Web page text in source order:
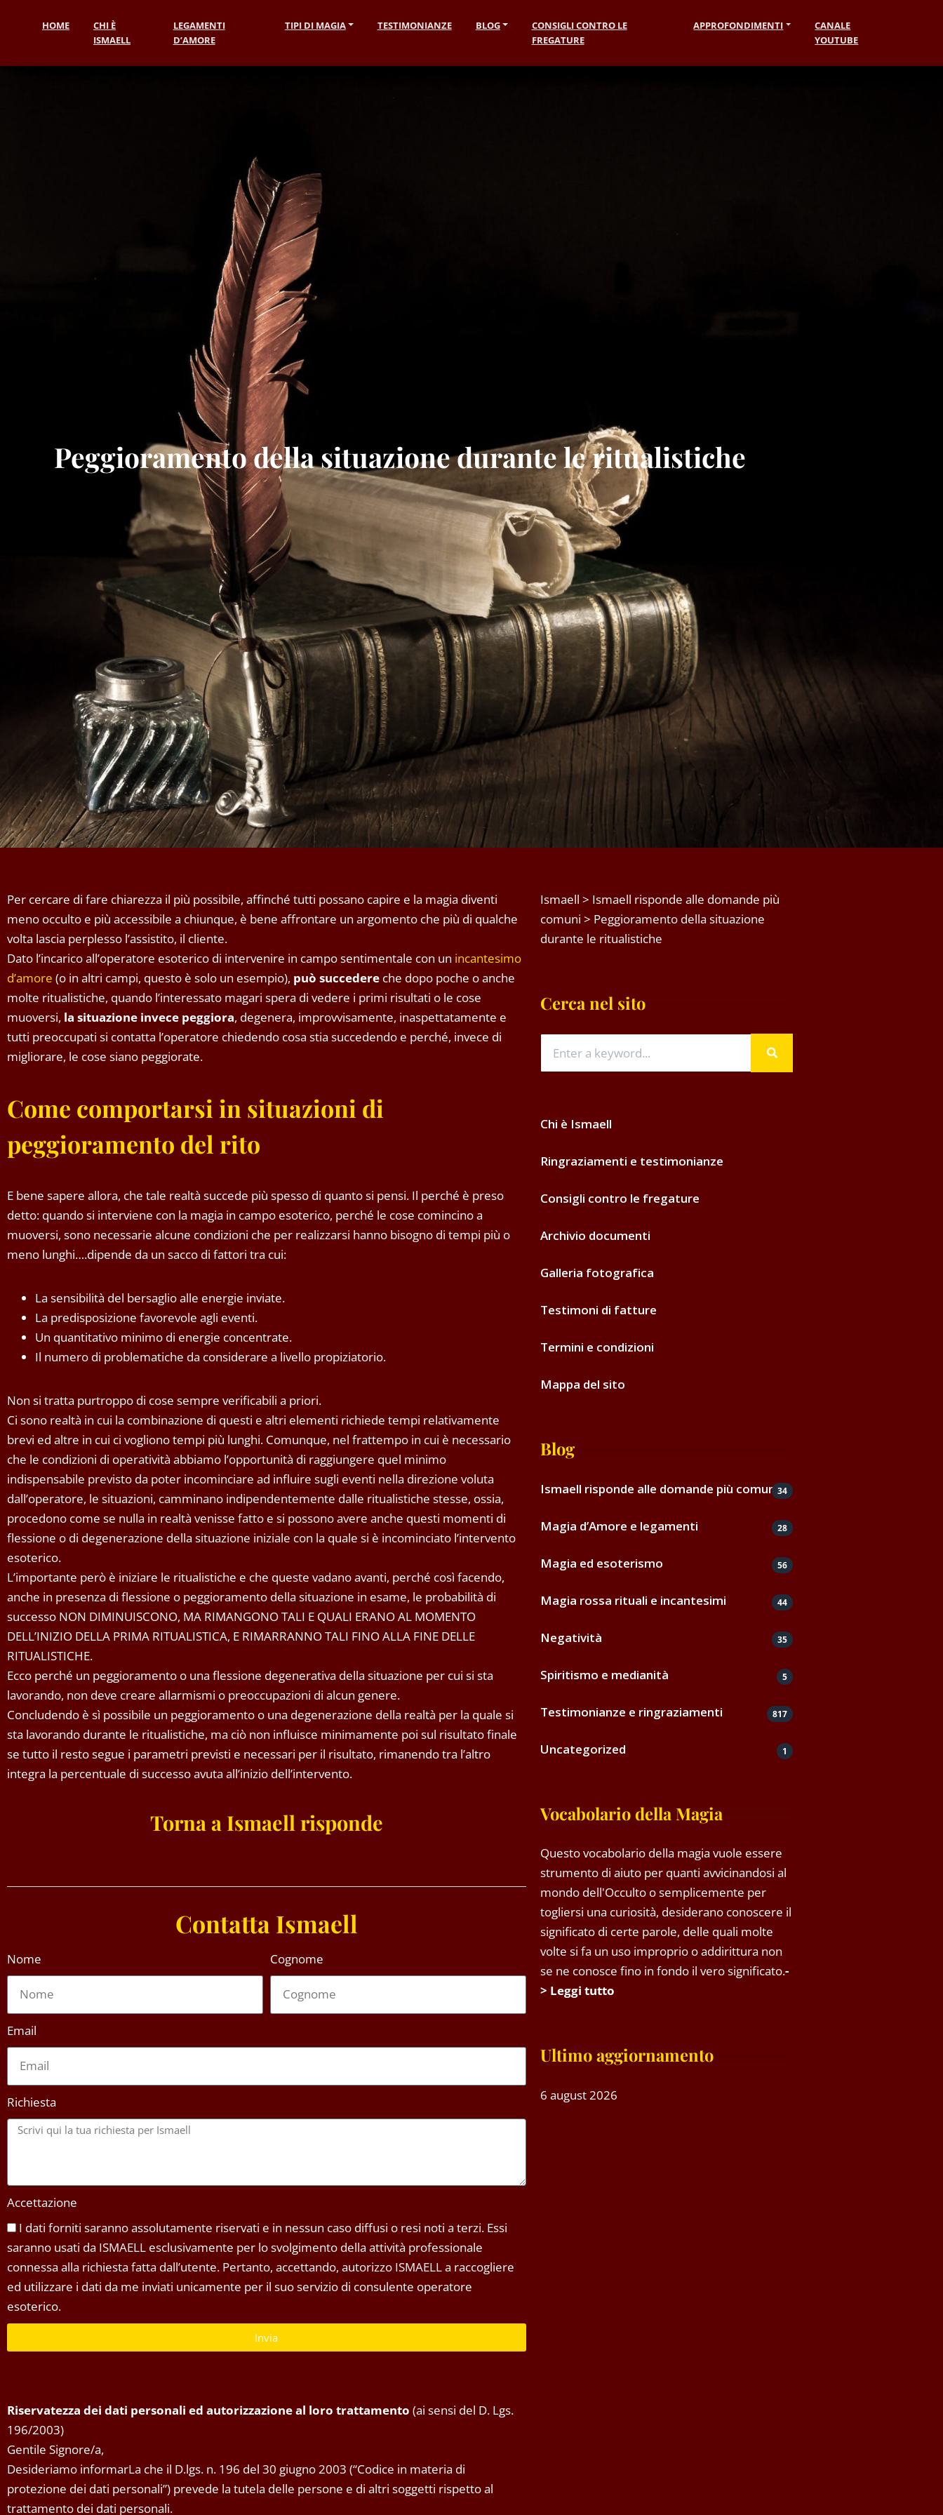
HOME
CHI È
ISMAELL
LEGAMENTI
D’AMORE
TIPI DI MAGIA TESTIMONIANZE BLOG
CONSIGLI CONTRO LE
FREGATURE
APPROFONDIMENTI
CANALE
YOUTUBE
Peggioramento della situazione durante le ritualistiche
Per cercare di fare chiarezza il più possibile, affinché tutti possano capire e la magia diventi
meno occulto e più accessibile a chiunque, è bene affrontare un argomento che più di qualche
volta lascia perplesso l’assistito, il cliente.
Dato l’incarico all’operatore esoterico di intervenire in campo sentimentale con un incantesimo
d’amore (o in altri campi, questo è solo un esempio), può succedere che dopo poche o anche
molte ritualistiche, quando l’interessato magari spera di vedere i primi risultati o le cose
muoversi, la situazione invece peggiora, degenera, improvvisamente, inaspettatamente e
tutti preoccupati si contatta l’operatore chiedendo cosa stia succedendo e perché, invece di
migliorare, le cose siano peggiorate.
Come comportarsi in situazioni di
peggioramento del rito
E bene sapere allora, che tale realtà succede più spesso di quanto si pensi. Il perché è preso
detto: quando si interviene con la magia in campo esoterico, perché le cose comincino a
muoversi, sono necessarie alcune condizioni che per realizzarsi hanno bisogno di tempi più o
meno lunghi….dipende da un sacco di fattori tra cui:
La sensibilità del bersaglio alle energie inviate.
La predisposizione favorevole agli eventi.
Un quantitativo minimo di energie concentrate.
Il numero di problematiche da considerare a livello propiziatorio.
Non si tratta purtroppo di cose sempre verificabili a priori.
Ci sono realtà in cui la combinazione di questi e altri elementi richiede tempi relativamente
brevi ed altre in cui ci vogliono tempi più lunghi. Comunque, nel frattempo in cui è necessario
che le condizioni di operatività abbiamo l’opportunità di raggiungere quel minimo
indispensabile previsto da poter incominciare ad influire sugli eventi nella direzione voluta
dall’operatore, le situazioni, camminano indipendentemente dalle ritualistiche stesse, ossia,
procedono come se nulla in realtà venisse fatto e si possono avere anche questi momenti di
flessione o di degenerazione della situazione iniziale con la quale si è incominciato l’intervento
esoterico.
L’importante però è iniziare le ritualistiche e che queste vadano avanti, perché così facendo,
anche in presenza di flessione o peggioramento della situazione in esame, le probabilità di
successo NON DIMINUISCONO, MA RIMANGONO TALI E QUALI ERANO AL MOMENTO
DELL’INIZIO DELLA PRIMA RITUALISTICA, E RIMARRANNO TALI FINO ALLA FINE DELLE
RITUALISTICHE.
Ecco perché un peggioramento o una flessione degenerativa della situazione per cui si sta
lavorando, non deve creare allarmismi o preoccupazioni di alcun genere.
Concludendo è sì possibile un peggioramento o una degenerazione della realtà per la quale si
sta lavorando durante le ritualistiche, ma ciò non influisce minimamente poi sul risultato finale
se tutto il resto segue i parametri previsti e necessari per il risultato, rimanendo tra l’altro
integra la percentuale di successo avuta all’inizio dell’intervento.
Torna a Ismaell risponde
Contatta Ismaell
Nome Cognome
Email
Richiesta
Accettazione
I dati forniti saranno assolutamente riservati e in nessun caso diffusi o resi noti a terzi. Essi
saranno usati da ISMAELL esclusivamente per lo svolgimento della attività professionale
connessa alla richiesta fatta dall’utente. Pertanto, accettando, autorizzo ISMAELL a raccogliere
ed utilizzare i dati da me inviati unicamente per il suo servizio di consulente operatore
esoterico.
Invia
Riservatezza dei dati personali ed autorizzazione al loro trattamento (ai sensi del D. Lgs.
196/2003)
Gentile Signore/a,
Desideriamo informarLa che il D.lgs. n. 196 del 30 giugno 2003 (“Codice in materia di
protezione dei dati personali”) prevede la tutela delle persone e di altri soggetti rispetto al
trattamento dei dati personali.
Ismaell > Ismaell risponde alle domande più
comuni > Peggioramento della situazione
durante le ritualistiche
Cerca nel sito
Chi è Ismaell
Ringraziamenti e testimonianze
Consigli contro le fregature
Archivio documenti
Galleria fotografica
Testimoni di fatture
Termini e condizioni
Mappa del sito
Blog
Ismaell risponde alle domande più comuni34
Magia d’Amore e legamenti 28
Magia ed esoterismo 56
Magia rossa rituali e incantesimi 44
Negatività 35
Spiritismo e medianità 5
Testimonianze e ringraziamenti 817
Uncategorized 1
Vocabolario della Magia
Questo vocabolario della magia vuole essere
strumento di aiuto per quanti avvicinandosi al
mondo dell'Occulto o semplicemente per
togliersi una curiosità, desiderano conoscere il
significato di certe parole, delle quali molte
volte si fa un uso improprio o addirittura non
se ne conosce fino in fondo il vero significato.-
> Leggi tutto
Ultimo aggiornamento
6 august 2026